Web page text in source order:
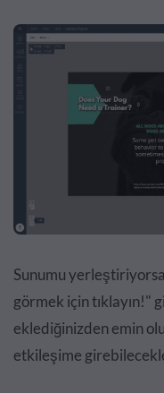
Sunumu
görmek için tıklayın!"
eklediğinizden emin
etkileşime